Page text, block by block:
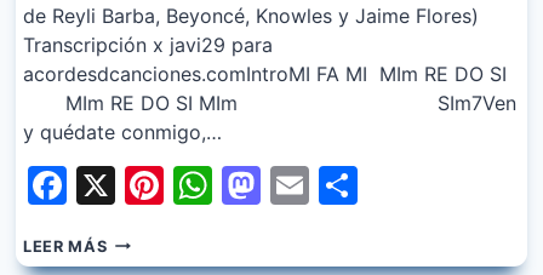
de Reyli Barba, Beyoncé, Knowles y Jaime Flores)
Transcripción x javi29 para
acordesdcanciones.comIntroMI FA MI MIm RE DO SI
MIm RE DO SI MIm SIm7Ven
y quédate conmigo,…
Facebook
X Pinterest
WhatsApp
Mastodon
Email
LEER MÁSALEJANDRO
FERNANDEZ